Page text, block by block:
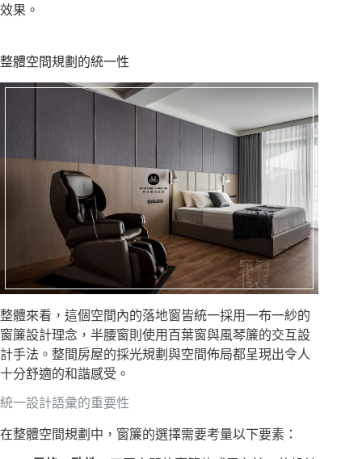
效果。
整體空間規劃的統一性
整體來看，這個空間內的落地窗皆統一採用一布一紗的
窗簾設計理念，半腰窗則使用百葉窗與風琴簾的交互設
計手法。整間房屋的採光規劃與空間佈局都呈現出令人
十分舒適的和諧感受。
統一設計語彙的重要性
在整體空間規劃中，窗簾的選擇需要考量以下要素：